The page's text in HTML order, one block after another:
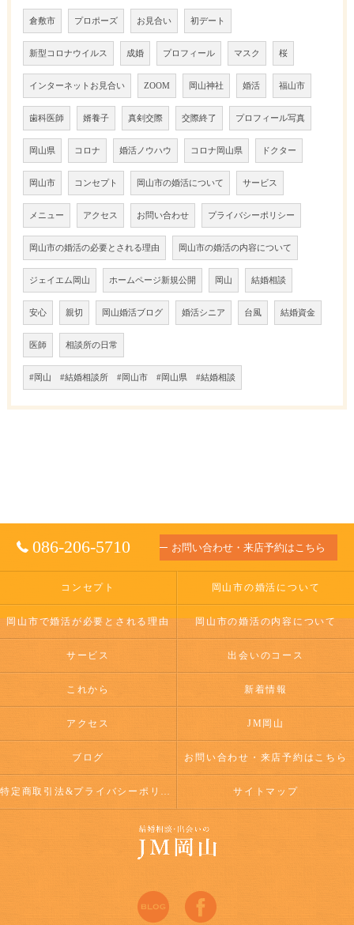
倉敷市 プロポーズ お見合い 初デート
新型コロナウイルス 成婚 プロフィール マスク 桜
インターネットお見合い ZOOM 岡山神社 婚活 福山市
歯科医師 婿養子 真剣交際 交際終了 プロフィール写真
岡山県 コロナ 婚活ノウハウ コロナ岡山県 ドクター
岡山市 コンセプト 岡山市の婚活について サービス
メニュー アクセス お問い合わせ プライバシーポリシー
岡山市の婚活の必要とされる理由 岡山市の婚活の内容について
ジェイエム岡山 ホームページ新規公開 岡山 結婚相談
安心 親切 岡山婚活ブログ 婚活シニア 台風 結婚資金
医師 相談所の日常
#岡山 #結婚相談所 #岡山市 #岡山県 #結婚相談
086-206-5710 お問い合わせ・来店予約はこちら
コンセプト 岡山市の婚活について
岡山市で婚活が必要とされる理由 岡山市の婚活の内容について
サービス 出会いのコース
これから 新着情報
アクセス JM岡山
ブログ お問い合わせ・来店予約はこちら
特定商取引法&プライバシーポリシー サイトマップ